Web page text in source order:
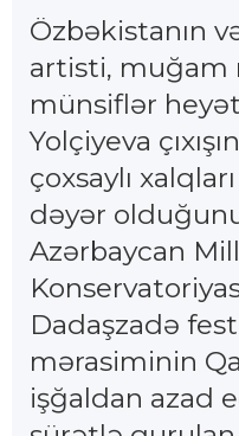
Özbəkistanın
artisti, muğam
münsiflər
Yolçiyeva
çoxsaylı
dəyər
Azərbaycan
Dadaşzadə
mərasiminin
işğaldan azad